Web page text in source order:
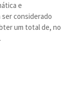
e
considerado
um total de, no